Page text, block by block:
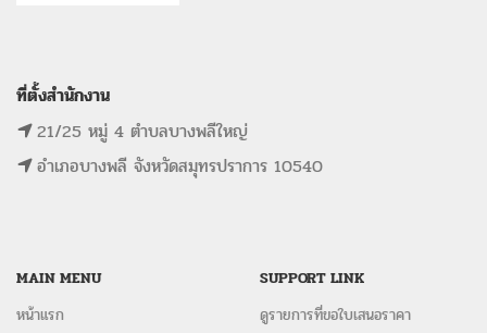
ที่ตั้งสำนักงาน
21/25 หมู่ 4 ตำบลบางพลีใหญ่
อำเภอบางพลี จังหวัดสมุทรปราการ 10540
MAIN MENU
หน้าแรก
SUPPORT LINK
ดูรายการที่ขอใบเสนอราคา